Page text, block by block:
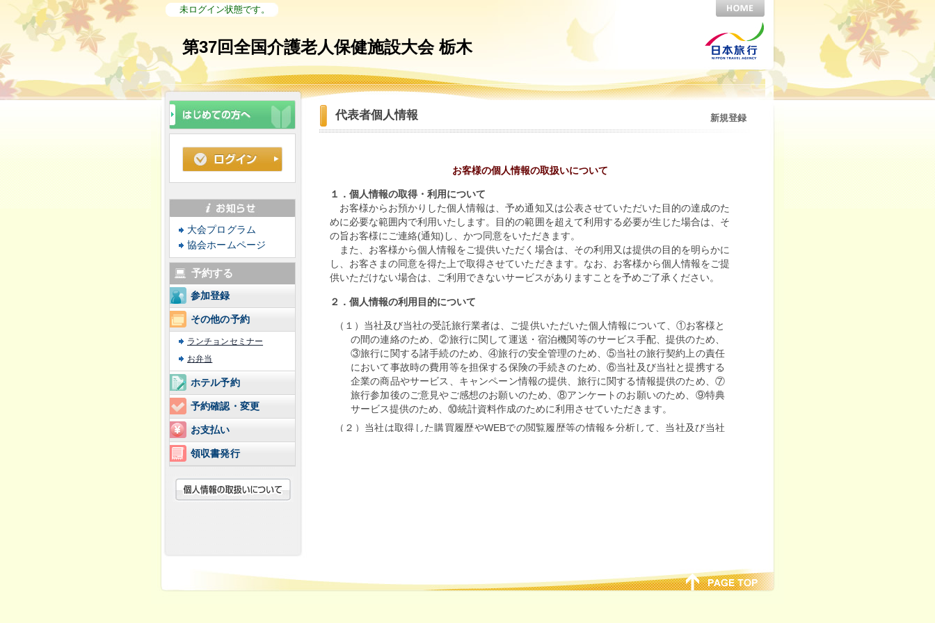
未ログイン状態です。
第37回全国介護老人保健施設大会 栃木
大会プログラム
協会ホームページ
予約する
参加登録
その他の予約
ランチョンセミナー
お弁当
ホテル予約
予約確認・変更
お支払い
領収書発行
代表者個人情報 新規登録
お客様の個人情報の取扱いについて
１．個人情報の取得・利用について
お客様からお預かりした個人情報は、予め通知又は公表させていただいた目的の達成のた
めに必要な範囲内で利用いたします。目的の範囲を超えて利用する必要が生じた場合は、そ
の旨お客様にご連絡(通知)し、かつ同意をいただきます。
また、お客様から個人情報をご提供いただく場合は、その利用又は提供の目的を明らかに
し、お客さまの同意を得た上で取得させていただきます。なお、お客様から個人情報をご提
供いただけない場合は、ご利用できないサービスがありますことを予めご了承ください。
２．個人情報の利用目的について
（１）当社及び当社の受託旅行業者は、ご提供いただいた個人情報について、①お客様と
の間の連絡のため、②旅行に関して運送・宿泊機関等のサービス手配、提供のため、
③旅行に関する諸手続のため、④旅行の安全管理のため、⑤当社の旅行契約上の責任
において事故時の費用等を担保する保険の手続きのため、⑥当社及び当社と提携する
企業の商品やサービス、キャンペーン情報の提供、旅行に関する情報提供のため、⑦
旅行参加後のご意見やご感想のお願いのため、⑧アンケートのお願いのため、⑨特典
サービス提供のため、⑩統計資料作成のために利用させていただきます。
（２）当社は取得した購買履歴やWEBでの閲覧履歴等の情報を分析して、当社及び当社
４．個人情報の委託について